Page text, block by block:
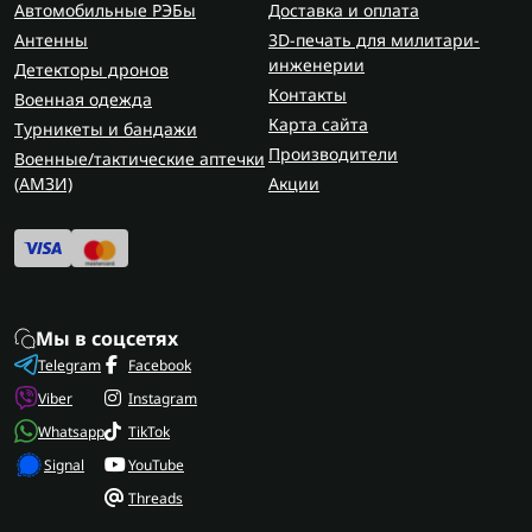
квадрокоптеры
- возможно, найдете все
необходимое для полного комплекта.
Где приобрести сумку для дронов?
Надежный рюкзак для FPV или сумку для дрона
можно заказать в Flash Army.
подсумков
техники, чтобы дрон оставался в строю даже
после сотен полетов.
Автомобильные РЭБы
Антенны
Детекторы дронов
Военная одежда
Турникеты и бандажи
Военные/тактические аптечки
(AMЗИ)
Доставка и оплата
3D-печать для милитари-
инженерии
Контакты
Карта сайта
Производители
Акции
Мы в соцсетях
Telegram
Viber
Whatsapp
Signal
Facebook
Instagram
TikTok
YouTube
Threads